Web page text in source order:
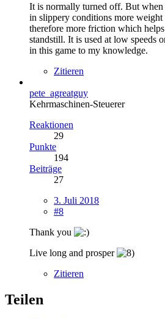
It is normally turned off. But
in slippery conditions more weight
therefore more friction which
standstill. It is used at low speeds
in this game to my knowledge.
Zitieren
pete_agreatguy
Kehrmaschinen-Steuerer
Reaktionen
29
Punkte
194
Beiträge
27
3. Juli 2018
#8
Thank you
Live long and prosper
Zitieren
Teilen